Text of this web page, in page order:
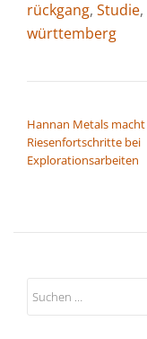
rückgang, Studie,
württemberg
Hannan Metals macht
Riesenfortschritte bei
Explorationsarbeiten